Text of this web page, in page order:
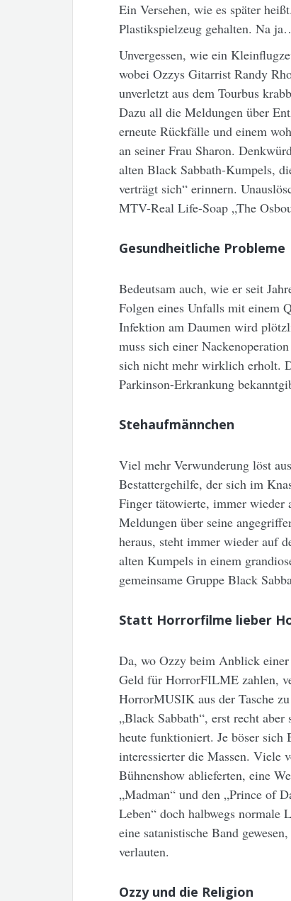
Ein Versehen, wie es später
Plastikspielzeug gehalten. Na
Unvergessen, wie ein
wobei Ozzys Gitarrist Randy
unverletzt aus dem Tourbus
Dazu all die Meldungen über
erneute Rückfälle und einem
an seiner Frau Sharon.
alten Black Sabbath-Kumpels,
verträgt sich“ erinnern.
MTV-Real Life-Soap „The
Gesundheitliche Probleme
Bedeutsam auch, wie er seit
Folgen eines Unfalls mit einem
Infektion am Daumen wird
muss sich einer
sich nicht mehr wirklich erholt.
Parkinson-Erkrankung
Stehaufmännchen
Viel mehr Verwunderung löst
Bestattergehilfe, der sich im
Finger tätowierte, immer wieder
Meldungen über seine
heraus, steht immer wieder auf
alten Kumpels in einem
gemeinsame Gruppe Black
Statt Horrorfilme lieber
Da, wo Ozzy beim Anblick
Geld für HorrorFILME zahlen,
HorrorMUSIK aus der Tasche
„Black Sabbath“, erst recht
heute funktioniert. Je böser sich
interessierter die Massen. Viele
Bühnenshow ablieferten, eine
„Madman“ und den „Prince of
Leben“ doch halbwegs normale
eine satanistische Band
verlauten.
Ozzy und die Religion